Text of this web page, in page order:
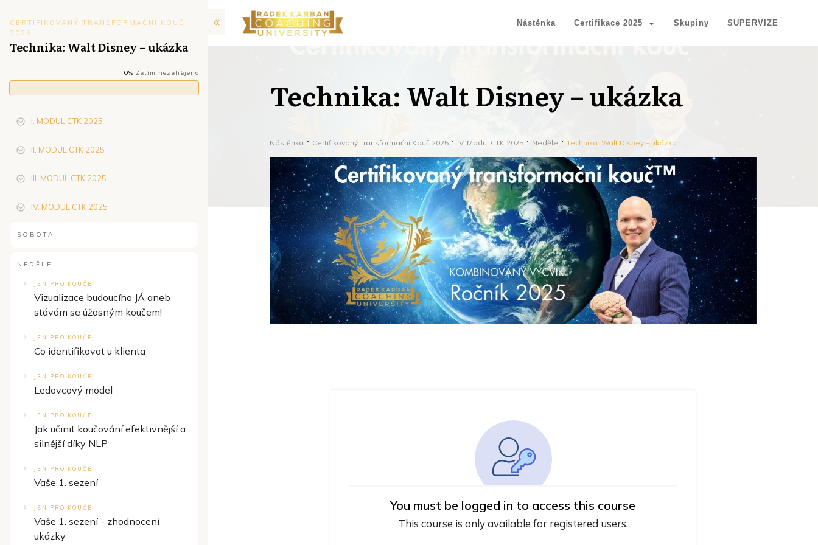
Nástěnka Certifikace 2025 Skupiny SUPERVIZE
Technika: Walt Disney – ukázka
Nástěnka Certifikovaný Transformační Kouč 2025 IV. Modul CTK 2025 Neděle Technika: Walt Disney – ukázka
You must be logged in to access this course
This course is only available for registered users.
CERTIFIKOVANÝ TRANSFORMAČNÍ KOUČ
2025
Technika: Walt Disney – ukázka
0% Zatím nezahájeno
I. MODUL CTK 2025
II. MODUL CTK 2025
III. MODUL CTK 2025
IV. MODUL CTK 2025
SOBOTA
NEDĚLE
JEN PRO KOUČE
Vizualizace budoucího JÁ aneb
stávám se úžasným koučem!
JEN PRO KOUČE
Co identifikovat u klienta
JEN PRO KOUČE
Ledovcový model
JEN PRO KOUČE
Jak učinit koučování efektivnější a
silnější díky NLP
JEN PRO KOUČE
Vaše 1. sezení
JEN PRO KOUČE
Vaše 1. sezení - zhodnocení
ukázky